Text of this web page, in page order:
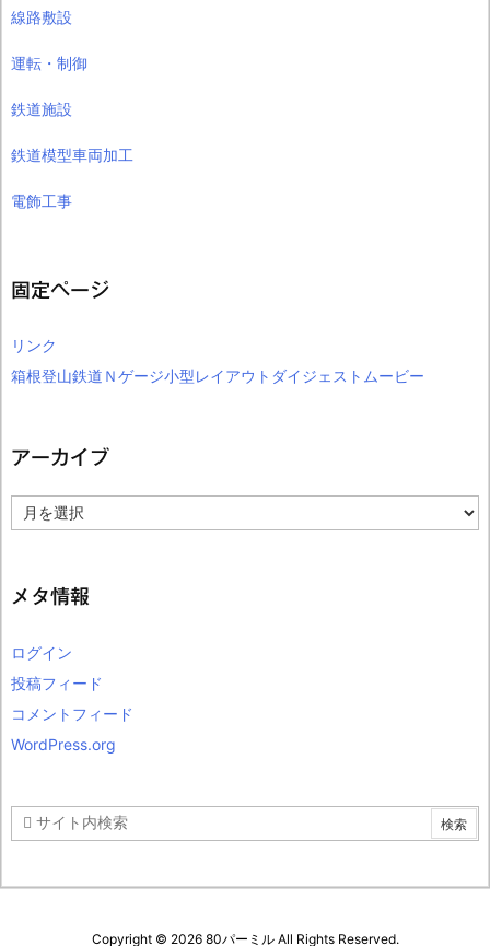
線路敷設
運転・制御
鉄道施設
鉄道模型車両加工
電飾工事
固定ページ
リンク
箱根登山鉄道Ｎゲージ小型レイアウトダイジェストムービー
アーカイブ
ー
ブ
メタ情報
ログイン
投稿フィード
コメントフィード
WordPress.org
Copyright © 2026 80パーミルAll Rights Reserved.